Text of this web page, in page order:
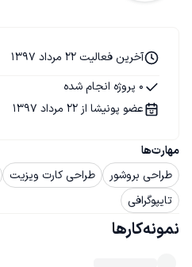
مهارت‌ها
طراحی بروشور
طراحی کارت ویزیت
تایپوگرافی
آخرین فعالیت 22 مرداد 1397
0 پروژه انجام شده
عضو پونیشا از 22 مرداد 1397
نمونه‌کارها